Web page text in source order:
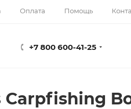
Оплата Помощь
+7 800 600-41-25